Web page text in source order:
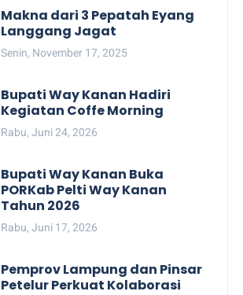
Makna dari 3 Pepatah Eyang
Langgang Jagat
Senin, November 17, 2025
Bupati Way Kanan Hadiri
Kegiatan Coffe Morning
Rabu, Juni 24, 2026
Bupati Way Kanan Buka
PORKab Pelti Way Kanan
Tahun 2026
Rabu, Juni 17, 2026
Pemprov Lampung dan Pinsar
Petelur Perkuat Kolaborasi